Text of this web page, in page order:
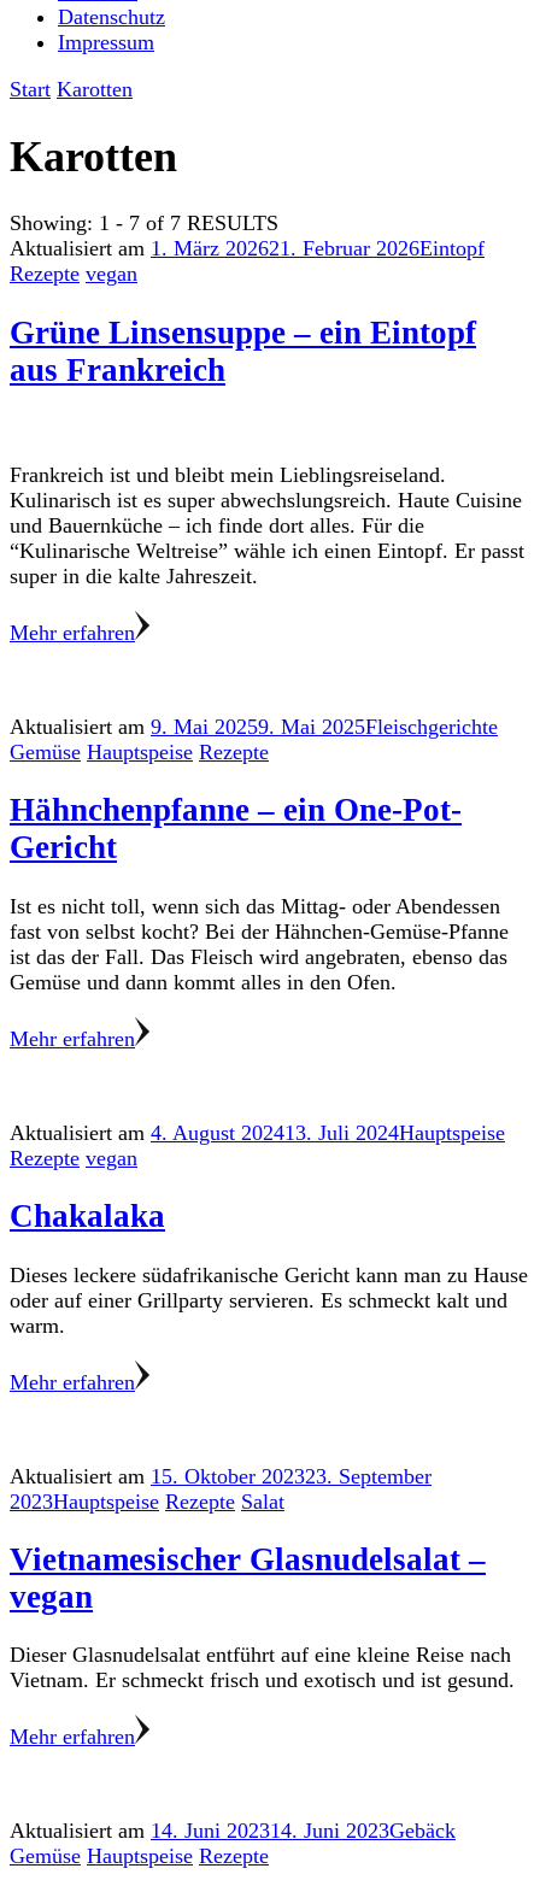
Datenschutz
Impressum
Start Karotten
Karotten
Showing: 1 - 7 of 7 RESULTS
Aktualisiert am 1. März 202621. Februar 2026Eintopf
Rezepte vegan
Grüne Linsensuppe – ein Eintopf
aus Frankreich
Frankreich ist und bleibt mein Lieblingsreiseland.
Kulinarisch ist es super abwechslungsreich. Haute Cuisine
und Bauernküche – ich finde dort alles. Für die
“Kulinarische Weltreise” wähle ich einen Eintopf. Er passt
super in die kalte Jahreszeit.
Mehr erfahren
Aktualisiert am 9. Mai 20259. Mai 2025Fleischgerichte
Gemüse Hauptspeise Rezepte
Hähnchenpfanne – ein One-Pot-
Gericht
Ist es nicht toll, wenn sich das Mittag- oder Abendessen
fast von selbst kocht? Bei der Hähnchen-Gemüse-Pfanne
ist das der Fall. Das Fleisch wird angebraten, ebenso das
Gemüse und dann kommt alles in den Ofen.
Mehr erfahren
Aktualisiert am 4. August 202413. Juli 2024Hauptspeise
Rezepte vegan
Chakalaka
Dieses leckere südafrikanische Gericht kann man zu Hause
oder auf einer Grillparty servieren. Es schmeckt kalt und
warm.
Mehr erfahren
Aktualisiert am 15. Oktober 202323. September
2023Hauptspeise Rezepte Salat
Vietnamesischer Glasnudelsalat –
vegan
Dieser Glasnudelsalat entführt auf eine kleine Reise nach
Vietnam. Er schmeckt frisch und exotisch und ist gesund.
Mehr erfahren
Aktualisiert am 14. Juni 202314. Juni 2023Gebäck
Gemüse Hauptspeise Rezepte